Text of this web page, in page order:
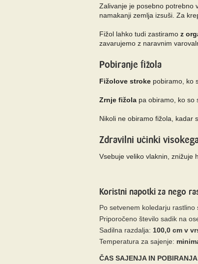
Zalivanje je posebno potrebno
namakanji zemlja izsuši. Za
Fižol lahko tudi zastiramo z
zavarujemo z naravnim
Pobiranje fižola
Fižolove stroke pobiramo, ko
Zrnje fižola pa obiramo, ko so
Nikoli ne obiramo fižola, kadar
Zdravilni učinki
Vsebuje veliko vlaknin, znižuje
Koristni napotki za nego
Po setvenem koledarju
Priporočeno število sadik na
Sadilna razdalja: 100,0 cm v
Temperatura za sajenje:
ČAS SAJENJA IN